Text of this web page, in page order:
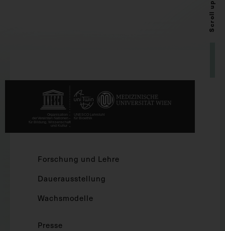
Scroll up
Forschung und Lehre
Dauerausstellung
Wachsmodelle
Presse